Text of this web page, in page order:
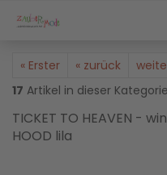
« Erster « zurück
17 Artikel in dieser Kategorie
TICKET TO HEAVEN -
HOOD lila